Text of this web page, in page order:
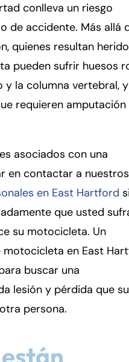
conlleva un riesgo
de accidente. Más allá
quienes resultan
pueden sufrir huesos
y la columna vertebral,
requieren amputación
asociados con una
en contactar a nuestros
en East Hartford si
que usted
su motocicleta. Un
en East
buscar una
lesión y pérdida que
persona.